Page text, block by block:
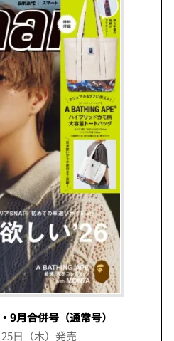
月合併号（通常号）
日（木）発売